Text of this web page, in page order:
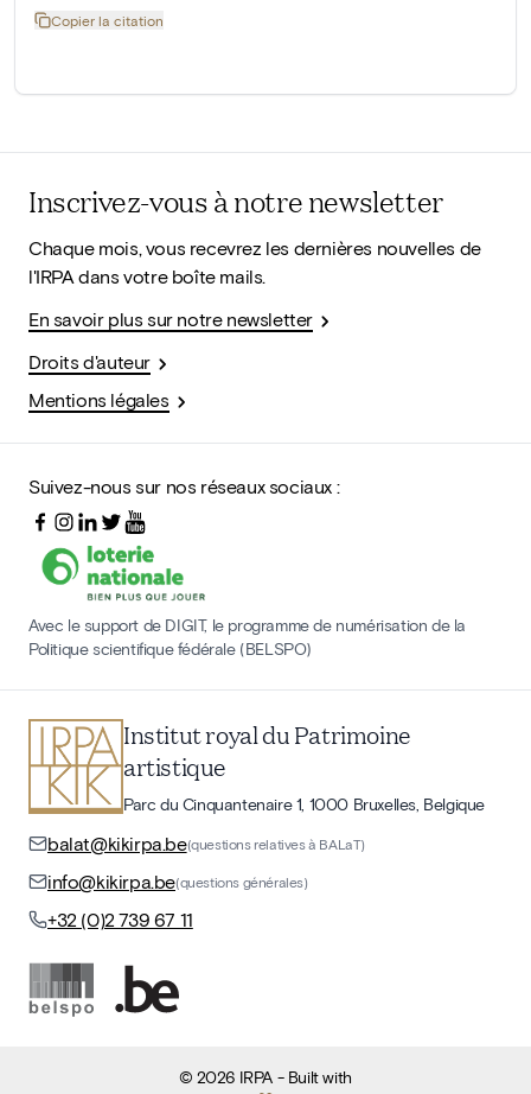
Copier la citation
Inscrivez-vous à notre newsletter
Chaque mois, vous recevrez les dernières nouvelles de
l'IRPA dans votre boîte mails.
En savoir plus sur notre newsletter
Droits d'auteur
Mentions légales
Suivez-nous sur nos réseaux sociaux :
Avec le support de DIGIT, le programme de numérisation de la
Politique scientifique fédérale (BELSPO)
Institut royal du Patrimoine
artistique
Parc du Cinquantenaire 1, 1000 Bruxelles, Belgique
balat@kikirpa.be(questions relatives à BALaT)
info@kikirpa.be(questions générales)
+32 (0)2 739 67 11
©2026 IRPA- Built with